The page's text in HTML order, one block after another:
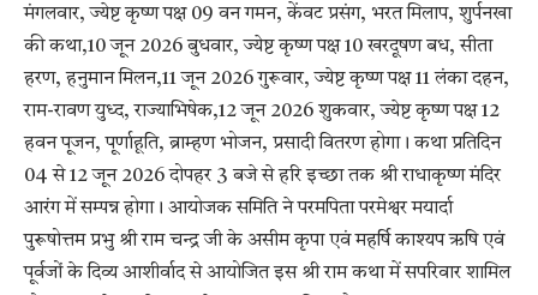
मंगलवार, ज्येष्ट कृष्ण पक्ष 09 वन गमन, केंवट प्रसंग, भरत मिलाप, शुर्पनखा
की कथा,10 जून 2026 बुधवार, ज्येष्ट कृष्ण पक्ष 10 खरदूषण बध, सीता
हरण, हनुमान मिलन,11 जून 2026 गुरूवार, ज्येष्ट कृष्ण पक्ष 11 लंका दहन,
राम-रावण युध्द, राज्याभिषेक,12 जून 2026 शुकवार, ज्येष्ट कृष्ण पक्ष 12
हवन पूजन, पूर्णाहूति, ब्राम्हण भोजन, प्रसादी वितरण होगा। कथा प्रतिदिन
04 से 12 जून 2026 दोपहर 3 बजे से हरि इच्छा तक श्री राधाकृष्ण मंदिर
आरंग में सम्पन्न होगा। आयोजक समिति ने परमपिता परमेश्वर मयार्दा
पुरूषोत्तम प्रभु श्री राम चन्द्र जी के असीम कृपा एवं महर्षि काश्यप ऋषि एवं
पूर्वजों के दिव्य आशीर्वाद से आयोजित इस श्री राम कथा में सपरिवार शामिल